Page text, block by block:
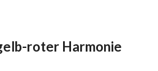
roter Harmonie